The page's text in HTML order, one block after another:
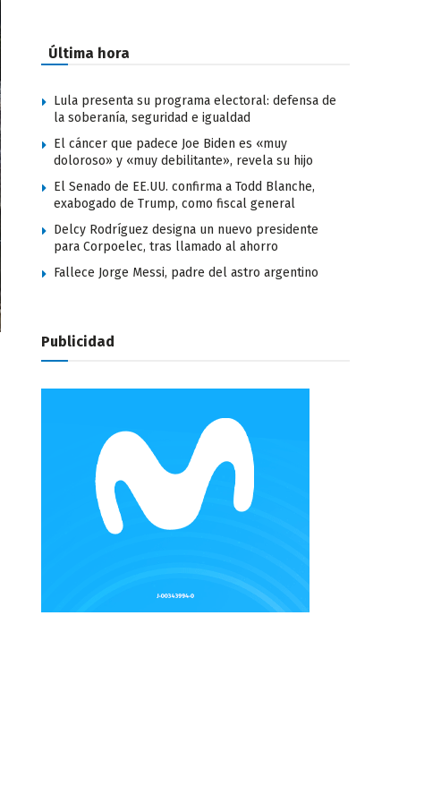
Última hora
Lula presenta su programa electoral: defensa de
la soberanía, seguridad e igualdad
El cáncer que padece Joe Biden es «muy
doloroso» y «muy debilitante», revela su hijo
El Senado de EE.UU. confirma a Todd Blanche,
exabogado de Trump, como fiscal general
Delcy Rodríguez designa un nuevo presidente
para Corpoelec, tras llamado al ahorro
Fallece Jorge Messi, padre del astro argentino
Publicidad